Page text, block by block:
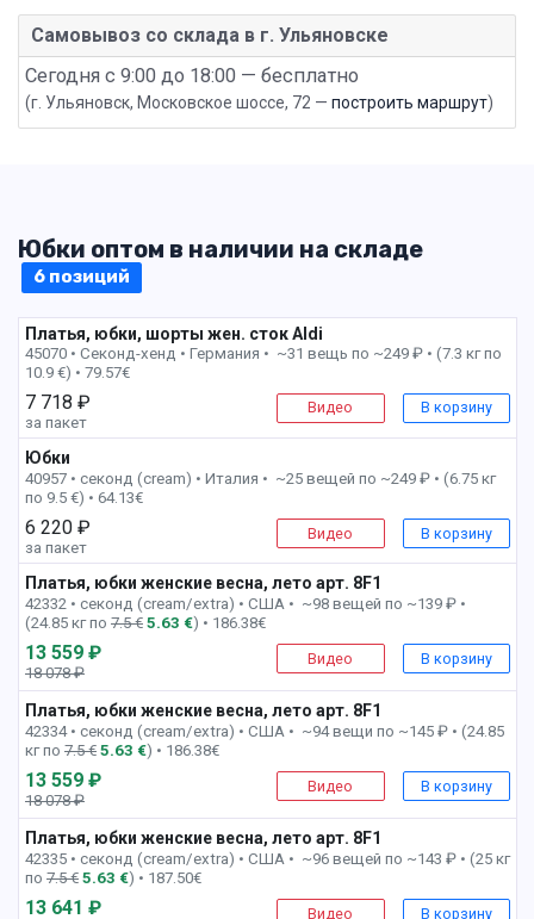
Самовывоз со склада в г. Ульяновске
Сегодня с 9:00 до 18:00 — бесплатно
(г. Ульяновск, Московское шоссе, 72 — построить маршрут)
Юбки оптом в наличии на складе
6 позиций
Платья, юбки, шорты жен. сток Aldi
45070 • Секонд-хенд • Германия • ~31 вещь по ~249 ₽ • (7.3 кг по
10.9 €) • 79.57€
7 718 ₽
за пакет
Видео В корзину
Юбки
40957 • секонд (cream) • Италия • ~25 вещей по ~249 ₽ • (6.75 кг
по 9.5 €) • 64.13€
6 220 ₽
за пакет
Видео В корзину
Платья, юбки женские весна, лето арт. 8F1
42332 • секонд (cream/extra) • США • ~98 вещей по ~139 ₽ •
(24.85 кг по 7.5 € 5.63 €) • 186.38€
13 559 ₽
18 078 ₽
Видео В корзину
Платья, юбки женские весна, лето арт. 8F1
42334 • секонд (cream/extra) • США • ~94 вещи по ~145 ₽ • (24.85
кг по 7.5 € 5.63 €) • 186.38€
13 559 ₽
18 078 ₽
Видео В корзину
Платья, юбки женские весна, лето арт. 8F1
42335 • секонд (cream/extra) • США • ~96 вещей по ~143 ₽ • (25 кг
по 7.5 € 5.63 €) • 187.50€
13 641 ₽ Видео В корзину